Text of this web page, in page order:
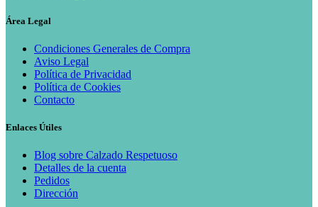
Área Legal
Condiciones Generales de Compra
Aviso Legal
Política de Privacidad
Política de Cookies
Contacto
Enlaces Útiles
Blog sobre Calzado Respetuoso
Detalles de la cuenta
Pedidos
Dirección